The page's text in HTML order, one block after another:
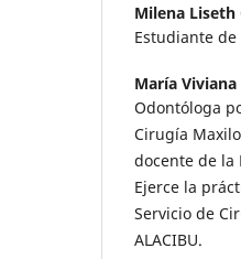
Milena Liseth
Estudiante
María
Odontóloga
Cirugía
docente de la
Ejerce la
Servicio de
ALACIBU.